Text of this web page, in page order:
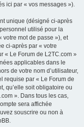
ici par « vos messages »).
unique (désigné ci-après
utilisé pour la
votre mot de passe »), et
ci-après par « votre
« Le Forum de L2TC.com »
applicables dans le
de votre nom d’utilisateur,
requise par « Le Forum de
qu’elle soit obligatoire ou
». Dans tous les cas,
sera affichée
souscrire ou non à